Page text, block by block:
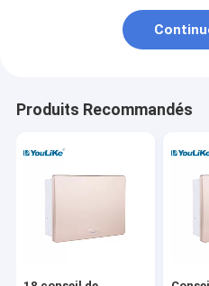
Produits Recommandés